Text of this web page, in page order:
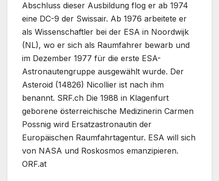
Abschluss dieser Ausbildung flog er ab 1974
eine DC-9 der Swissair. Ab 1976 arbeitete er
als Wissenschaftler bei der ESA in Noordwijk
(NL), wo er sich als Raumfahrer bewarb und
im Dezember 1977 für die erste ESA-
Astronautengruppe ausgewählt wurde. Der
Asteroid (14826) Nicollier ist nach ihm
benannt. SRF.ch Die 1988 in Klagenfurt
geborene österreichische Medizinerin Carmen
Possnig wird Ersatzastronautin der
Europäischen Raumfahrtagentur. ESA will sich
von NASA und Roskosmos emanzipieren.
ORF.at